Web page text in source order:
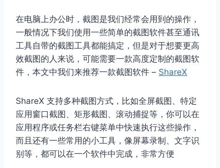
在电脑上办公时，截图是我们经常会用到的操作，
一般情况下我们使用一些简单的截图软件甚至通讯
工具自带的截图工具都能搞定，但是对于想要更高
效截图的人来说，可能需要一款高度定制的截图软
件，本文中我们来推荐一款截图软件 – ShareX
ShareX 支持多种截图方式，比如全屏截图、特定
应用窗口截图、矩形截图、滚动捕捉等，你可以在
应用程序或任务栏右键菜单中快速执行这些操作，
而且还有一些常用的小工具，像屏幕录制、文字识
别等，都可以在一个软件中完成，非常方便